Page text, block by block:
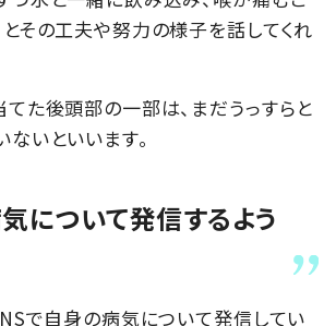
とその工夫や努力の様子を話してくれ
てた後頭部の一部は、まだうっすらと
いといいます。
について発信するよう
で自身の病気について発信してい